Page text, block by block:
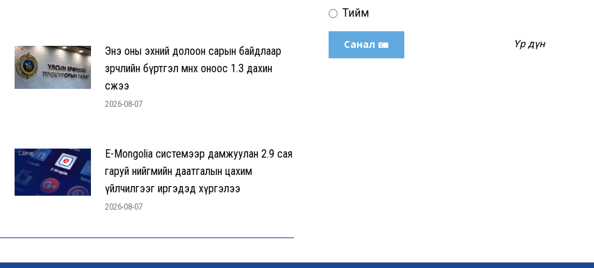
Энэ оны эхний долоон сарын байдлаар
зөрчлийн бүртгэл өмнөх оноос 1.3 дахин
өсжээ
2026-08-07
E-Mongolia системээр дамжуулан 2.9 сая
гаруй нийгмийн даатгалын цахим
үйлчилгээг иргэдэд хүргэлээ
2026-08-07
ам.долларт хүрч, экспорт
Тийм
Үр дүн